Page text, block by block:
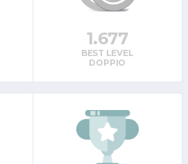
1.677
BEST LEVEL
DOPPIO